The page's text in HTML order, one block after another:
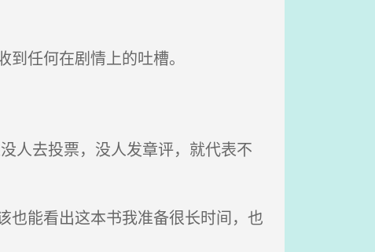
任何在剧情上的吐槽。
人去投票，没人发章评，就代表不
能看出这本书我准备很长时间，也